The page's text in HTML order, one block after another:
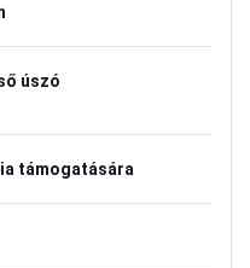
úszó
támogatására